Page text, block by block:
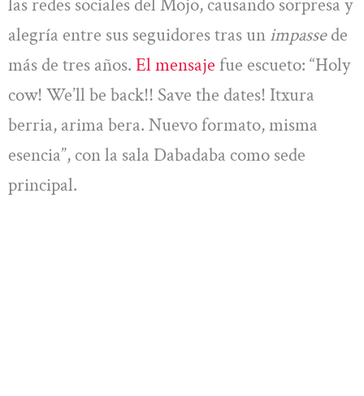
alegría entre sus seguidores tras un impassede
más de tres años. El mensaje fue escueto: “Holy
cow! We’ll be back!! Save the dates! Itxura
berria, arima bera. Nuevo formato, misma
esencia”, con la sala Dabadaba como sede
principal.